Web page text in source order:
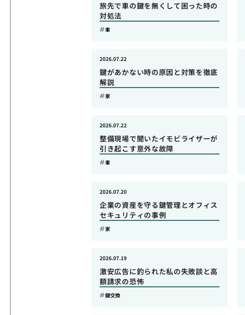
旅先で車の鍵を無くして困った時の
対処法
車
鍵があかない時の原因と対策を徹底
解説
2026.07.22
家
整備現場で聞いたイモビライザーが
引き起こす意外な故障
2026.07.22
車
企業の資産を守る鍵管理とオフィス
セキュリティの事例
2026.07.20
家
激安広告に釣られた私の失敗談と高
額請求の恐怖
2026.07.19
鍵交換